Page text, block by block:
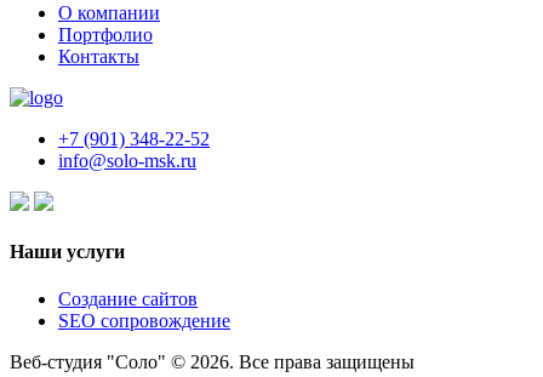
О компании
Портфолио
Контакты
+7 (901) 348-22-52
info@solo-msk.ru
Наши услуги
Создание сайтов
SEO сопровождение
Веб-студия "Соло" © 2026. Все права защищены